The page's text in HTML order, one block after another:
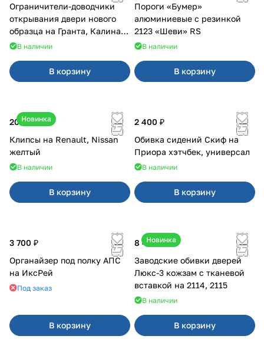
Ограничители-доводчики
открывания двери нового
образца на Гранта, Калина 2,
Урбан
В наличии
В корзину
Пороги «Бумер»
алюминиевые с резинкой
2123 «Шеви» RS
В наличии
В корзину
Новинка
20 ₽
Клипсы на Renault, Nissan
желтый
В наличии
В корзину
2 400 ₽
Обивка сидений Скиф на
Приора хэтчбек, универсал
В наличии
В корзину
3 700 ₽
Органайзер под полку АПС
на ИксРей
Под заказ
В корзину
Новинка
8 450 ₽
Заводские обивки дверей
Люкс-3 кожзам с тканевой
вставкой на 2114, 2115
В наличии
В корзину